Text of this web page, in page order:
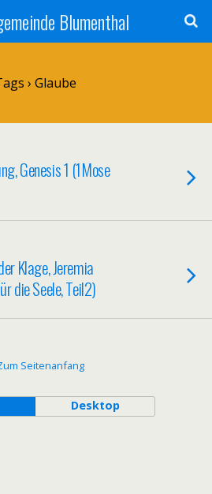
Blumenthal
› Glaube
Genesis 1 (1Mose
Klage, Jeremia
die Seele, Teil2)
Seitenanfang
Desktop